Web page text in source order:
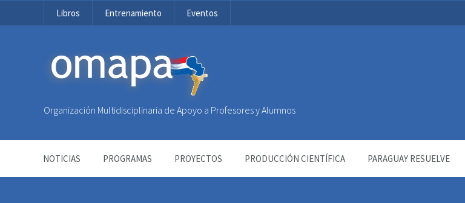
Libros Entrenamiento Eventos
OMAPA
Organización Multidisciplinaria de Apoyo a Profesores y Alumnos
NOTICIAS PROGRAMAS PROYECTOS PRODUCCIÓN CIENTÍFICA PARAGUAY RESUELVE